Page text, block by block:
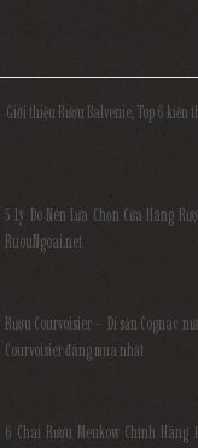
Giới thiệu Rượu Balvenie, Top 6 kiến
5 Lý Do Nên Lựa Chọn Cửa Hàng
RuouNgoai.net
Rượu Courvoisier – Di sản Cognac
Courvoisier đáng mua nhất
6 Chai Rượu Meukow Chính Hãng